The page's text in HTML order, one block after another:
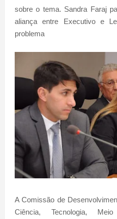
sobre o tema. Sandra Faraj
aliança entre Executivo e
problema
A Comissão de
Ciência, Tecnologia,